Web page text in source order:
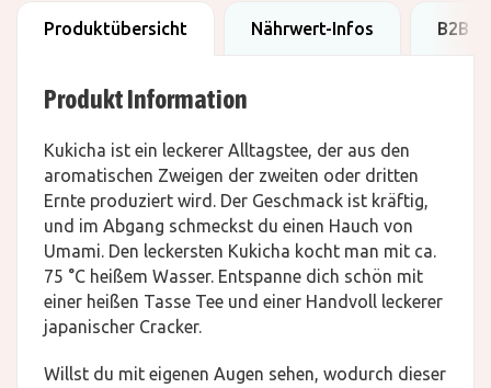
Produktübersicht Nährwert-Infos B2B
Produkt Information
Kukicha ist ein leckerer Alltagstee, der aus den
aromatischen Zweigen der zweiten oder dritten
Ernte produziert wird. Der Geschmack ist kräftig,
und im Abgang schmeckst du einen Hauch von
Umami. Den leckersten Kukicha kocht man mit ca.
75 °C heißem Wasser. Entspanne dich schön mit
einer heißen Tasse Tee und einer Handvoll leckerer
japanischer Cracker.
Willst du mit eigenen Augen sehen, wodurch dieser